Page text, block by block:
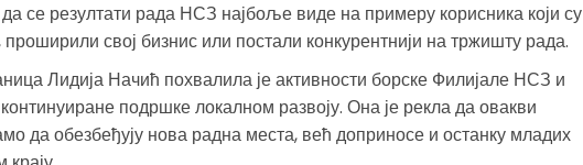
се резултати рада НСЗ најбоље виде на примеру корисника који су
свој бизнис или постали конкурентнији на тржишту рада.
Лидија Начић похвалила је активности борске Филијале НСЗ и
континуиране подршке локалном развоју. Она је рекла да овакви
да обезбеђују нова радна места, већ доприносе и останку младих